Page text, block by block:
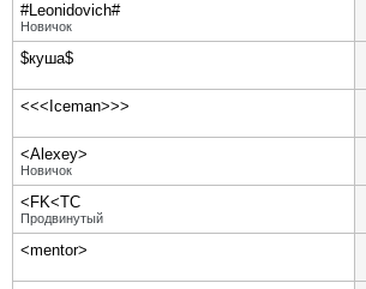
#Leonidovich#
Новичок
$куша$
<<<Iceman>>>
<Alexey>
Новичок
<FK<TC
Продвинутый
<mentor>